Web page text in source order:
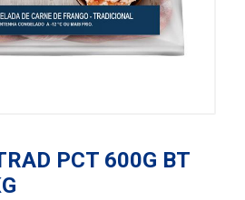
PCT 600G BT